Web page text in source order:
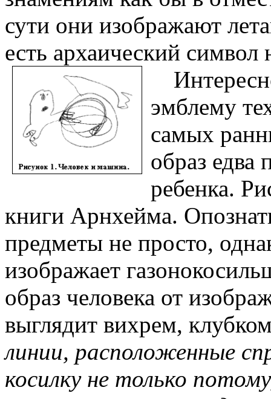
сути они изображают
есть архаический символ
эмблему
самых
образ едва
ребенка.
книги Арнхейма.
предметы не просто,
изображает
образ человека от
выглядит вихрем,
линии, расположенные
косилку не только